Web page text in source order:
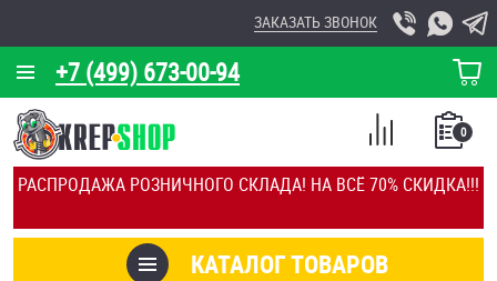
РАСПРОДАЖА РОЗНИЧНОГО СКЛАДА! НА ВСЁ 70% СКИДКА!!!
+7 (499) 673-00-94
ЗАКАЗАТЬ ЗВОНОК
КОРЗИНА
О КОМПАНИИ
КАЛЬКУЛЯТОР
ОТЗЫВЫ
КАТАЛОГ ТОВАРОВ
0
СПИСОК
СРАВНЕНИЕ